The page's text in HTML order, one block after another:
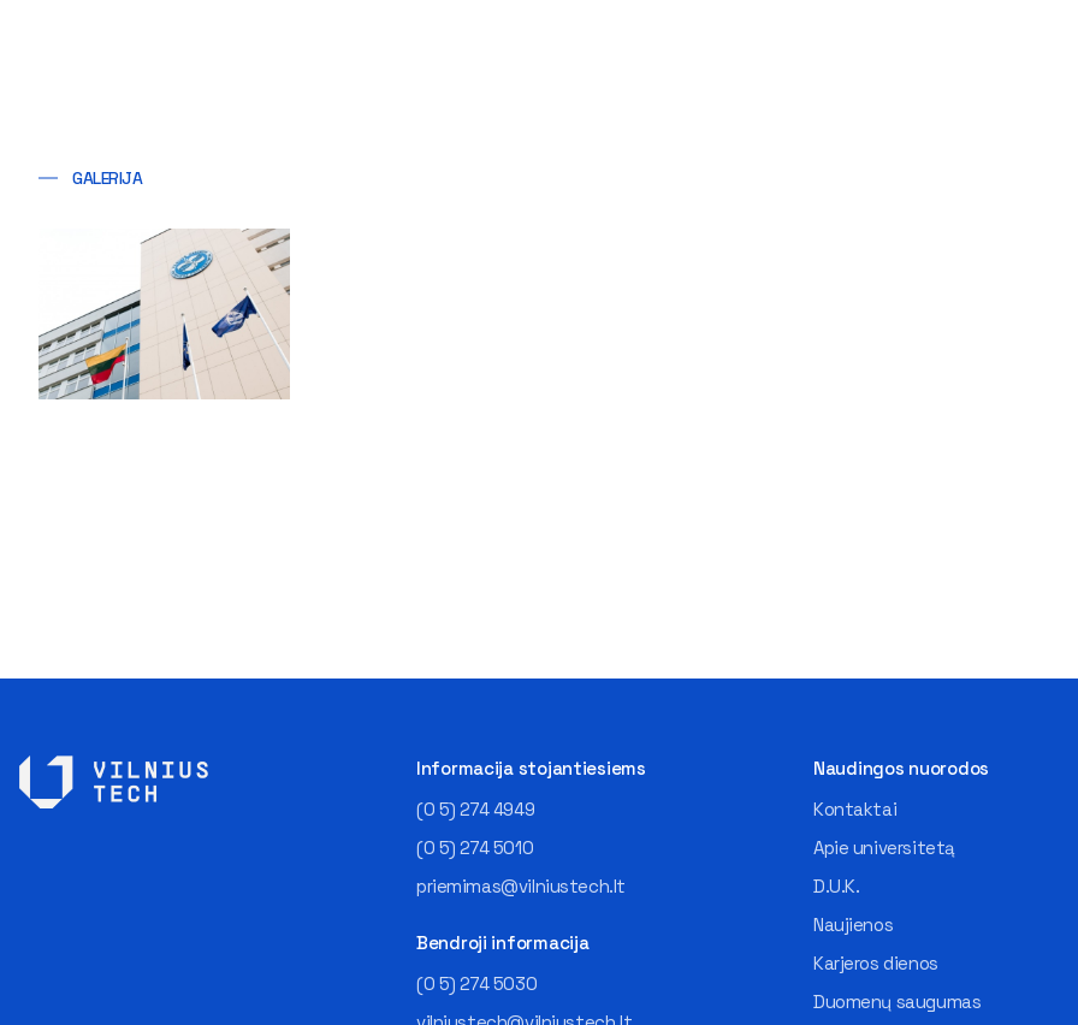
GALERIJA
Informacija stojantiesiems
(0 5) 274 4949
(0 5) 274 5010
priemimas@vilniustech.lt
Bendroji informacija
(0 5) 274 5030
Naudingos nuorodos
Kontaktai
Apie universitetą
D.U.K.
Naujienos
Karjeros dienos
Duomenų saugumas